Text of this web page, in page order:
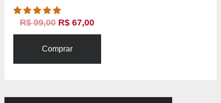
R$99,00 R$67,00
Comprar